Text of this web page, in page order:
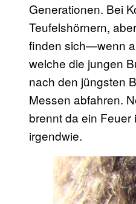
Generationen. Bei
Teufelshörnern,
finden sich—wenn
welche die jungen
nach den jüngsten
Messen abfahren.
brennt da ein
irgendwie.